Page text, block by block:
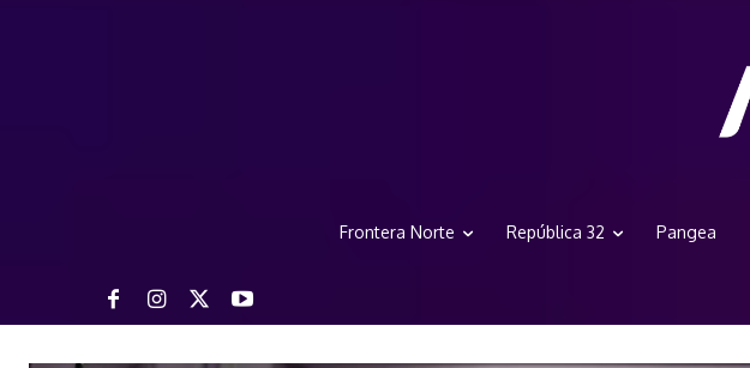
Frontera Norte República 32 Pangea